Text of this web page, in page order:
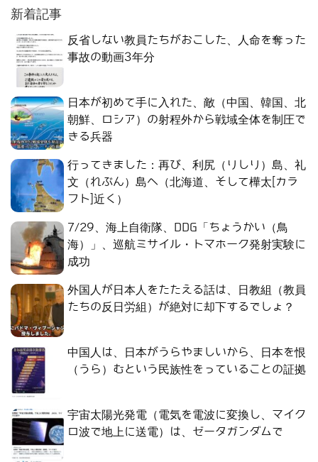
新着記事
反省しない教員たちがおこした、人命を奪った
事故の動画3年分
日本が初めて手に入れた、敵（中国、韓国、北
朝鮮、ロシア）の射程外から戦域全体を制圧で
きる兵器
行ってきました：再び、利尻（りしり）島、礼
文（れぶん）島へ（北海道、そして樺太[カラ
フト]近く）
7/29、海上自衛隊、DDG「ちょうかい（鳥
海）」、巡航ミサイル・トマホーク発射実験に
成功
外国人が日本人をたたえる話は、日教組（教員
たちの反日労組）が絶対に却下するでしょ？
中国人は、日本がうらやましいから、日本を恨
（うら）むという民族性をっていることの証拠
宇宙太陽光発電（電気を電波に変換し、マイク
ロ波で地上に送電）は、ゼータガンダムで